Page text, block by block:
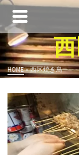
HOME»西区焼き鳥